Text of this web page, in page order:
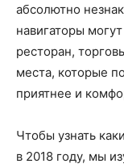
абсолютно
навигаторы
ресторан,
места, которые
приятнее и
Чтобы узнать
в 2018 году, мы